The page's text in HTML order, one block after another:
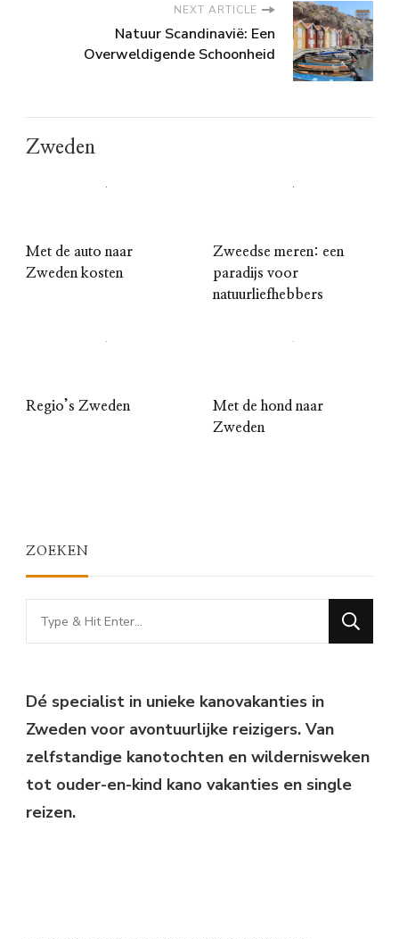
NEXT ARTICLE
Natuur Scandinavië: Een
Overweldigende Schoonheid
Zweden
Met de auto naar
Zweden kosten
Zweedse meren: een
paradijs voor
natuurliefhebbers
Regio’s Zweden
Met de hond naar
Zweden
ZOEKEN
Looking
for
Dé specialist in unieke kanovakanties in
Zweden voor avontuurlijke reizigers. Van
zelfstandige kanotochten en wildernisweken
tot ouder-en-kind kano vakanties en single
reizen.